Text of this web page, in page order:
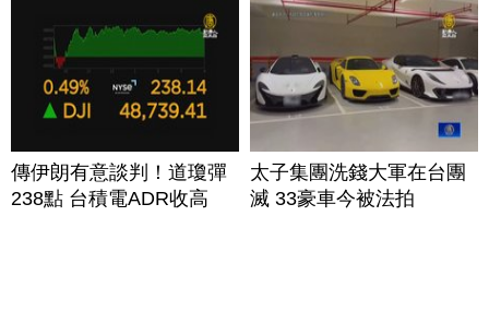
傳伊朗有意談判！道瓊彈
238點 台積電ADR收高
太子集團洗錢大軍在台團
滅 33豪車今被法拍